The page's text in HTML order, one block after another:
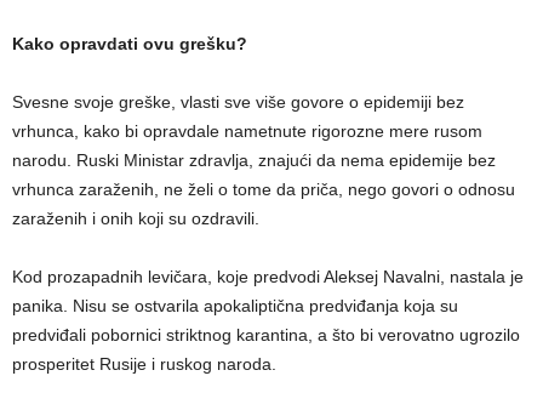
Kako opravdati ovu grešku?
Svesne svoje greške, vlasti sve više govore o epidemiji bez
vrhunca, kako bi opravdale nametnute rigorozne mere rusom
narodu. Ruski Ministar zdravlja, znajući da nema epidemije bez
vrhunca zaraženih, ne želi o tome da priča, nego govori o odnosu
zaraženih i onih koji su ozdravili.
Kod prozapadnih levičara, koje predvodi Aleksej Navalni, nastala je
panika. Nisu se ostvarila apokaliptična predviđanja koja su
predviđali pobornici striktnog karantina, a što bi verovatno ugrozilo
prosperitet Rusije i ruskog naroda.